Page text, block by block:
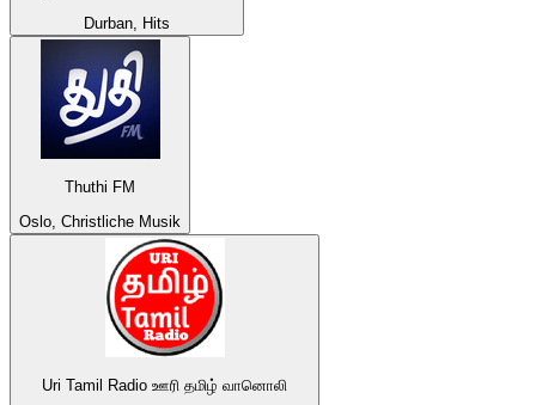
Durban, Hits
Thuthi FM
Oslo, Christliche Musik
Uri Tamil Radio ஊரி தமிழ் வானொலி